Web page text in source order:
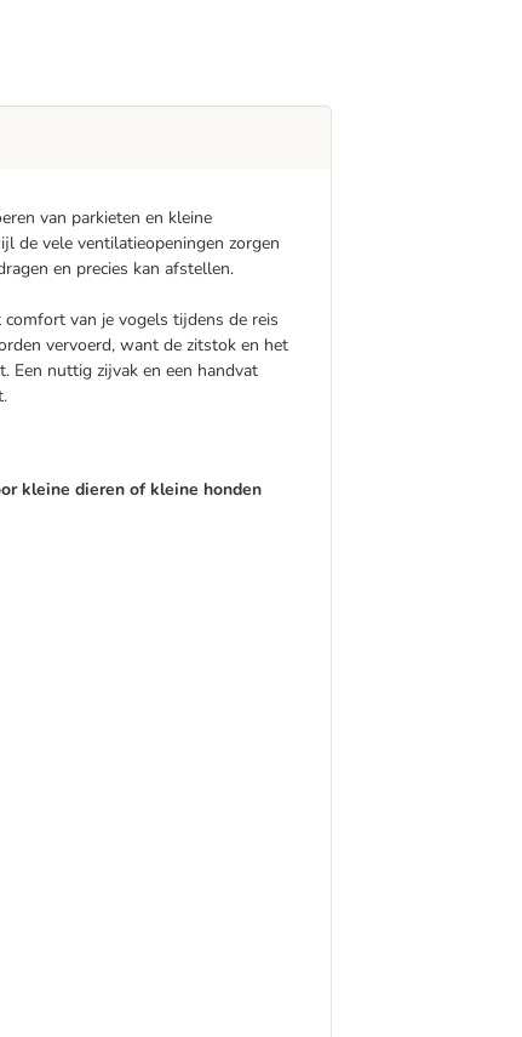
van parkieten en kleine
de vele ventilatieopeningen zorgen
en precies kan afstellen.
comfort van je vogels tijdens de reis
vervoerd, want de zitstok en het
Een nuttig zijvak en een handvat
kleine dieren of kleine honden